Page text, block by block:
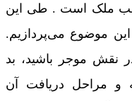
ملک است . طی این
موضوع می‌پردازیم.
موجر باشید، بد
و مراحل دریافت آن